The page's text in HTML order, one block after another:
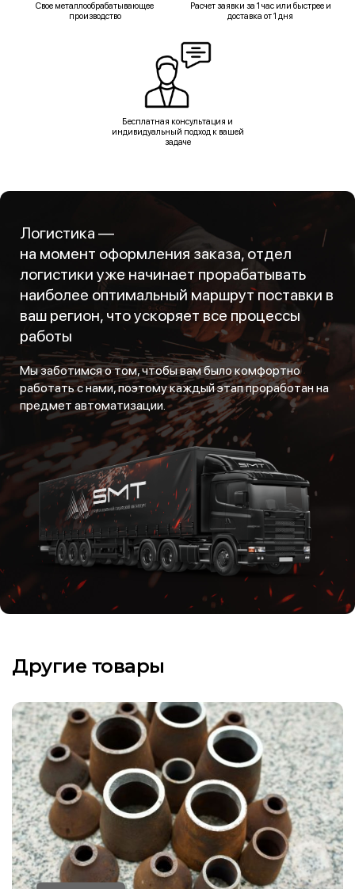
Свое металлообрабатывающее
производство
Расчет заявки за 1 час или быстрее и
доставка от 1 дня
Бесплатная консультация и
индивидуальный подход к вашей
задаче
Логистика —
на момент оформления заказа, отдел
логистики уже начинает прорабатывать
наиболее оптимальный маршрут поставки в
ваш регион, что ускоряет все процессы
работы
Мы заботимся о том, чтобы вам было комфортно
работать с нами, поэтому каждый этап проработан на
предмет автоматизации.
Другие товары